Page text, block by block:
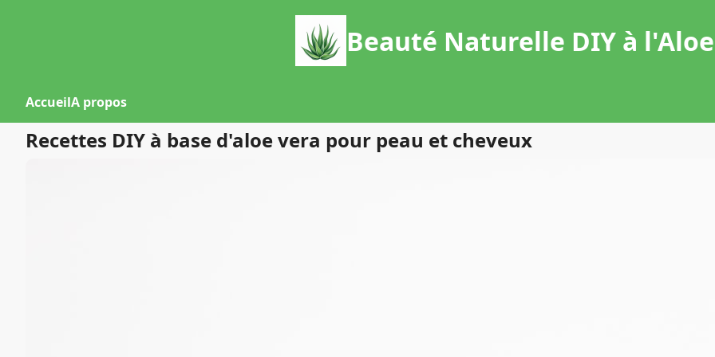
Beauté Naturelle DIY à
AccueilA propos
Recettes DIY à base d'aloe vera pour peau et cheveux